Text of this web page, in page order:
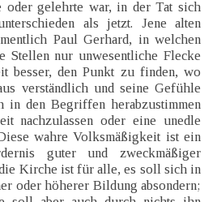
oder gelehrte war, in der Tat sich
als jetzt. Jene alten
Paul Gerhard, in welchen
Stellen nur unwesentliche Flecke
besser, den Punkt zu finden, wo
verständlich und seine Gefühle
in den Begriffen herabzustimmen
nachzulassen oder eine unedle
wahre Volksmäßigkeit ist ein
guter und zweckmäßiger
Kirche ist für alle, es soll sich in
oder höherer Bildung absondern;